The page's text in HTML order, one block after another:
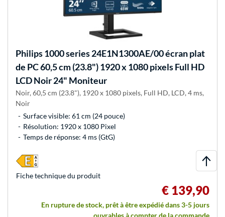
Philips1000 series 24E1N1300AE/00 écran plat
de PC 60,5 cm (23.8") 1920 x 1080 pixels Full HD
LCD Noir 24" Moniteur
Noir, 60,5 cm (23.8"), 1920 x 1080 pixels, Full HD, LCD, 4 ms,
Noir
Surface visible: 61 cm (24 pouce)
Résolution: 1920 x 1080 Pixel
Temps de réponse: 4 ms (GtG)
€ 139,90
En rupture de stock, prêt à être expédié dans 3-5 jours
Fiche technique du produit